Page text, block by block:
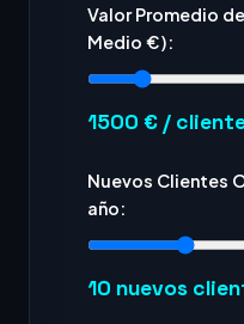
Valor Promedio
Medio €):
1500 € /
Nuevos Clientes
año:
10 nuevos